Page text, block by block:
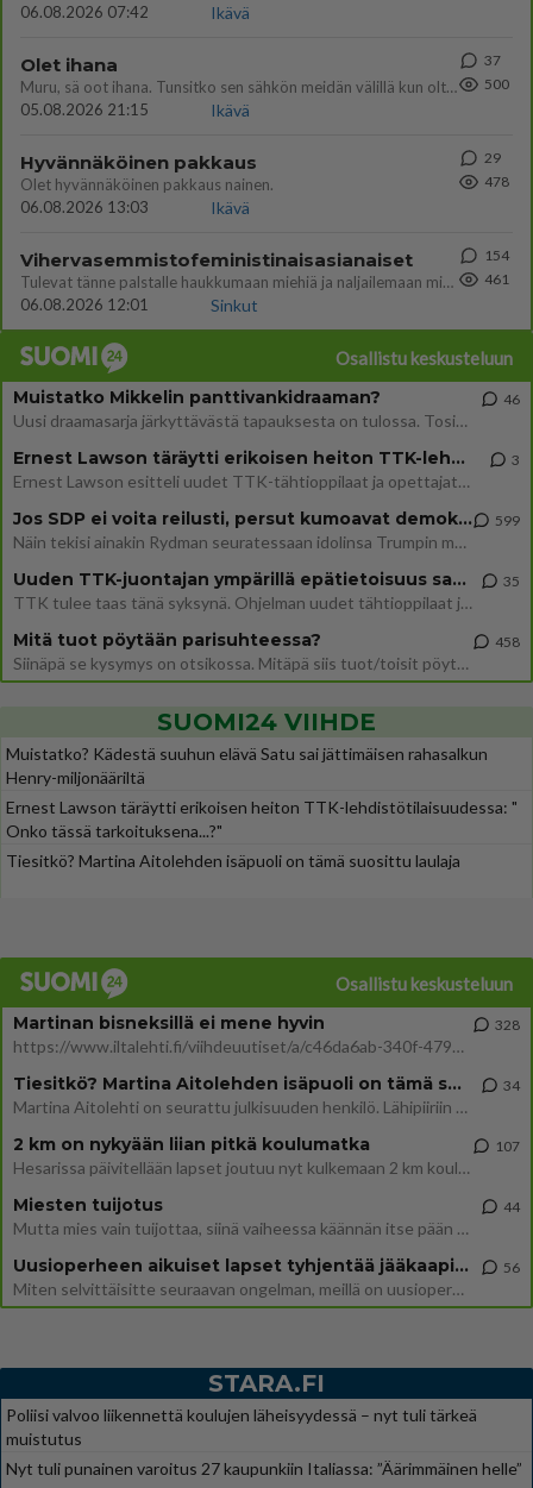
06.08.2026 07:42
Ikävä
Olet ihana
Muru, sä oot ihana. Tunsitko sen sähkön meidän välillä kun oltiin ihan låhekkäin? 👩‍❤️‍👩❤️😼😘
05.08.2026 21:15
Ikävä
37
500
Hyvännäköinen pakkaus
Olet hyvännäköinen pakkaus nainen.
06.08.2026 13:03
Ikävä
29
478
Vihervasemmistofeministinaisasianaiset
Tulevat tänne palstalle haukkumaan miehiä ja naljailemaan miehelle, kehuvat olevansa heitä parempia. Itse asuvat MIEHE
06.08.2026 12:01
Sinkut
154
461
Osallistu keskusteluun
Muistatko Mikkelin panttivankidraaman?
Uusi draamasarja järkyttävästä tapauksesta on tulossa. Tositapahtumiin perustuva sarja ammentaa vuoden 1986 Mikkelin pan
46
Ernest Lawson täräytti erikoisen heiton TTK-lehdistötilaisuudessa: " Onko tässä tarkoituksena...?"
Ernest Lawson esitteli uudet TTK-tähtioppilaat ja opettajat torstaina 6.8. lehdistölle. Tulevalla kaudella on yksi hausk
3
Jos SDP ei voita reilusti, persut kumoavat demokratian Suomesta
Näin tekisi ainakin Rydman seuratessaan idolinsa Trumpin mallia https://www.is.fi/politiikka/art-2000012187244.html
599
Uuden TTK-juontajan ympärillä epätietoisuus sakenee - Nyt MTV hämmentää soppaa
TTK tulee taas tänä syksynä. Ohjelman uudet tähtioppilaat julkistetaan torstaina 6. elokuuta klo 14 alkavassa lehdistö
35
Mitä tuot pöytään parisuhteessa?
Siinäpä se kysymys on otsikossa. Mitäpä siis tuot/toisit pöytään parisuhteessa? Oletko mies vai nainen? Koetko sen mitä
458
SUOMI24 VIIHDE
Muistatko? Kädestä suuhun elävä Satu sai jättimäisen rahasalkun
Henry-miljonääriltä
Ernest Lawson täräytti erikoisen heiton TTK-lehdistötilaisuudessa: "
Onko tässä tarkoituksena...?"
Tiesitkö? Martina Aitolehden isäpuoli on tämä suosittu laulaja
Osallistu keskusteluun
Martinan bisneksillä ei mene hyvin
https://www.iltalehti.fi/viihdeuutiset/a/c46da6ab-340f-4790-aaa7-0865eed2336 Yrityksen konkurssihakemus on tullut kärä
328
Tiesitkö? Martina Aitolehden isäpuoli on tämä suosittu laulaja
Martina Aitolehti on seurattu julkisuuden henkilö. Lähipiiriin mahtuu muitakin tunnettuja henkilöitä. Tiesitkö, että Ma
34
2 km on nykyään liian pitkä koulumatka
Hesarissa päivitellään lapset joutuu nyt kulkemaan 2 km kouluun jösses. Ruostefillarilla tuo matka menee vaikka miten äk
107
Miesten tuijotus
Mutta mies vain tuijottaa, siinä vaiheessa käännän itse pään pois. Mikä juttu? Yleensä jos joku tuijottaa tai katsoo, hä
44
Uusioperheen aikuiset lapset tyhjentää jääkaapin käydessään
Miten selvittäisitte seuraavan ongelman, meillä on uusioperhe, minulla teini-ikäiset lapset ja puolisolla aikuiset, jotk
56
STARA.FI
Poliisi valvoo liikennettä koulujen läheisyydessä – nyt tuli tärkeä
muistutus
Nyt tuli punainen varoitus 27 kaupunkiin Italiassa: ”Äärimmäinen helle”